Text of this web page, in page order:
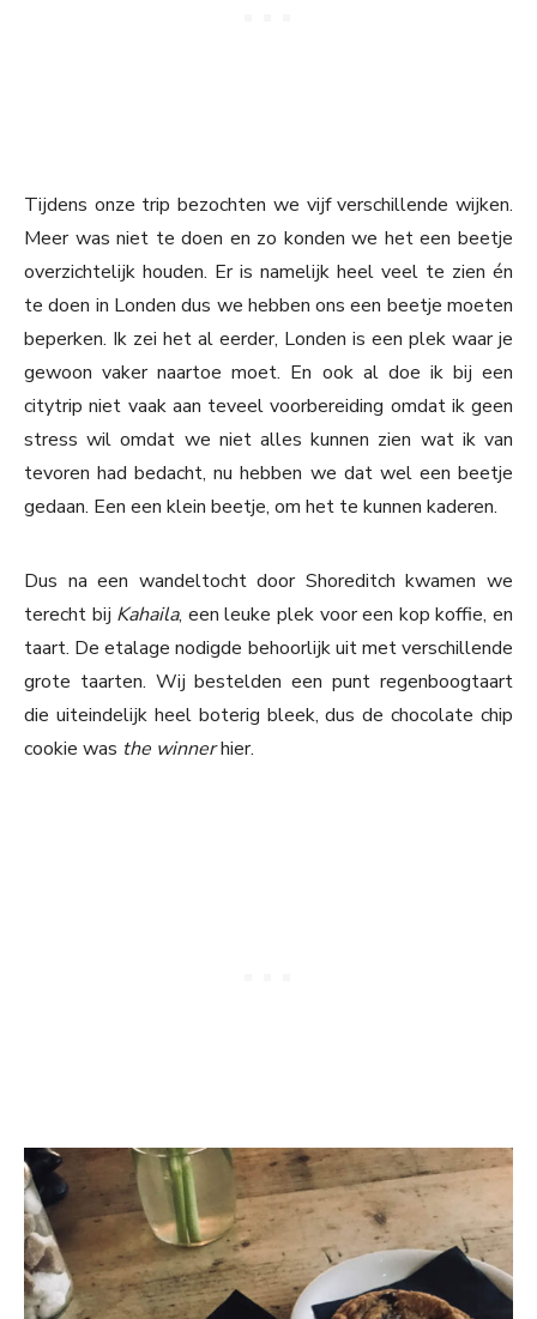
Tijdens onze trip bezochten we vijf verschillende wijken.
Meer was niet te doen en zo konden we het een beetje
overzichtelijk houden. Er is namelijk heel veel te zien én
te doen in Londen dus we hebben ons een beetje moeten
beperken. Ik zei het al eerder, Londen is een plek waar je
gewoon vaker naartoe moet. En ook al doe ik bij een
citytrip niet vaak aan teveel voorbereiding omdat ik geen
stress wil omdat we niet alles kunnen zien wat ik van
tevoren had bedacht, nu hebben we dat wel een beetje
gedaan. Een een klein beetje, om het te kunnen kaderen.
Dus na een wandeltocht door Shoreditch kwamen we
terecht bij Kahaila, een leuke plek voor een kop koffie, en
taart. De etalage nodigde behoorlijk uit met verschillende
grote taarten. Wij bestelden een punt regenboogtaart
die uiteindelijk heel boterig bleek, dus de chocolate chip
cookie was the winnerhier.